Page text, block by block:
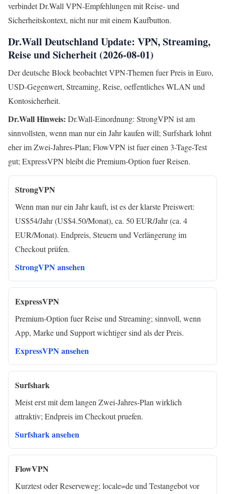
verbindet Dr.Wall VPN-Empfehlungen mit Reise- und
Sicherheitskontext, nicht nur mit einem Kaufbutton.
Dr.Wall Deutschland Update: VPN, Streaming,
Reise und Sicherheit (2026-08-01)
Der deutsche Block beobachtet VPN-Themen fuer Preis in Euro,
USD-Gegenwert, Streaming, Reise, oeffentliches WLAN und
Kontosicherheit.
Dr.Wall Hinweis: Dr.Wall-Einordnung: StrongVPN ist am
sinnvollsten, wenn man nur ein Jahr kaufen will; Surfshark lohnt
eher im Zwei-Jahres-Plan; FlowVPN ist fuer einen 3-Tage-Test
gut; ExpressVPN bleibt die Premium-Option fuer Reisen.
StrongVPN
Wenn man nur ein Jahr kauft, ist es der klarste Preiswert:
US$54/Jahr (US$4.50/Monat), ca. 50 EUR/Jahr (ca. 4
EUR/Monat). Endpreis, Steuern und Verlängerung im
Checkout prüfen.
StrongVPN ansehen
ExpressVPN
Premium-Option fuer Reise und Streaming; sinnvoll, wenn
App, Marke und Support wichtiger sind als der Preis.
ExpressVPN ansehen
Surfshark
Meist erst mit dem langen Zwei-Jahres-Plan wirklich
attraktiv; Endpreis im Checkout pruefen.
Surfshark ansehen
FlowVPN
Kurztest oder Reserveweg; locale=de und Testangebot vor